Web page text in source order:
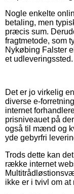
Nogle enkelte
betaling, men
præcis sum.
fragtmetode, som
Nykøbing Falster
et udleveringssted.
Det er jo virkelig
diverse e-
internet
prisniveauet på
også til mænd og
yde gebyrfri
Trods dette kan
række internet
ikke er i tvivl om